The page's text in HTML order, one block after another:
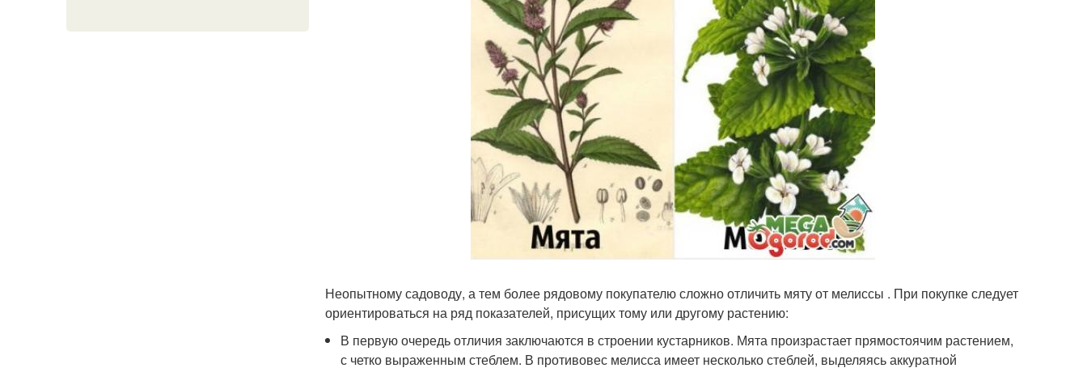
Неопытному садоводу, а тем более рядовому покупателю сложно отличить мяту от мелиссы . При покупке следует
ориентироваться на ряд показателей, присущих тому или другому растению:
В первую очередь отличия заключаются в строении кустарников. Мята произрастает прямостоячим растением,
с четко выраженным стеблем. В противовес мелисса имеет несколько стеблей, выделяясь аккуратной